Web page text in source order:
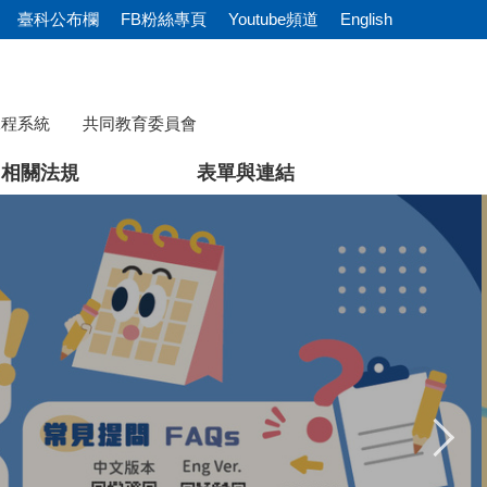
臺科公布欄 FB粉絲專頁 Youtube頻道 English
系統 共同教育委員會
相關法規 表單與連結